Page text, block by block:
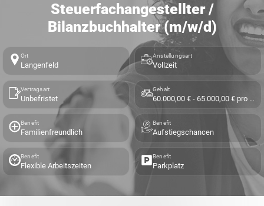
Steuerfachangestellter /
Bilanzbuchhalter (m/w/d)
Ort
Langenfeld
Anstellungsart
Vollzeit
Vertragsart
Unbefristet
Gehalt
60.000,00 € - 65.000,00 € pro Jahr
Benefit
Familienfreundlich
Benefit
Aufstiegschancen
Benefit
Flexible Arbeitszeiten
Benefit
Parkplatz